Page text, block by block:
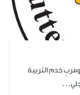
خدم التربية